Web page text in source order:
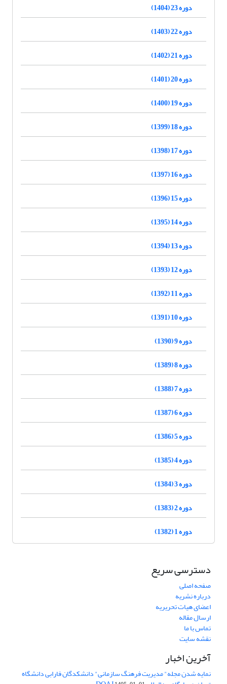
دوره 23 (1404)
دوره 22 (1403)
دوره 21 (1402)
دوره 20 (1401)
دوره 19 (1400)
دوره 18 (1399)
دوره 17 (1398)
دوره 16 (1397)
دوره 15 (1396)
دوره 14 (1395)
دوره 13 (1394)
دوره 12 (1393)
دوره 11 (1392)
دوره 10 (1391)
دوره 9 (1390)
دوره 8 (1389)
دوره 7 (1388)
دوره 6 (1387)
دوره 5 (1386)
دوره 4 (1385)
دوره 3 (1384)
دوره 2 (1383)
دوره 1 (1382)
دسترسی سریع
صفحه اصلی
درباره نشریه
اعضای هیات تحریریه
ارسال مقاله
تماس با ما
نقشه سایت
آخرین اخبار
نمایه شدن مجله" مدیریت فرهنگ سازمانی" دانشکدگان فارابی دانشگاه